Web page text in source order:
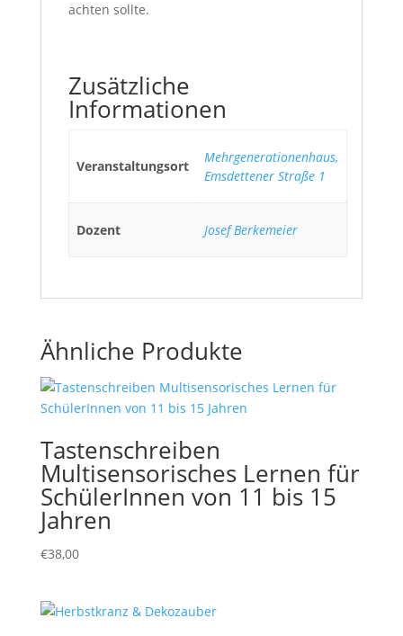
achten sollte.
Zusätzliche
Informationen
Veranstaltungsort
Mehrgenerationenhaus,
Emsdettener Straße 1
Dozent Josef Berkemeier
Ähnliche Produkte
Tastenschreiben
Multisensorisches Lernen für
SchülerInnen von 11 bis 15
Jahren
€38,00